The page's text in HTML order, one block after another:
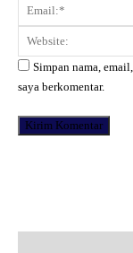
Simpan nama,
saya berkomentar.